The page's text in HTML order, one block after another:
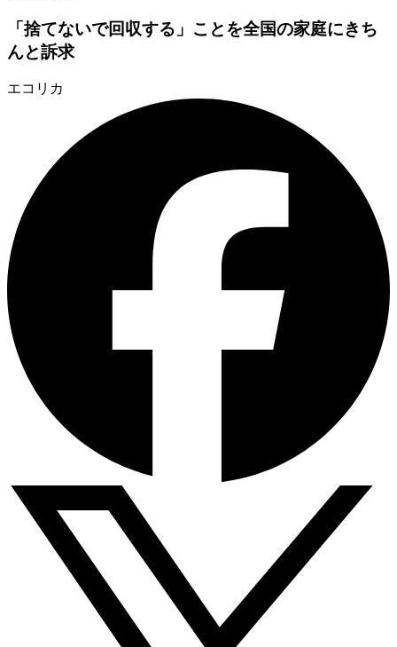
「捨てないで回収する」ことを全国の家庭にきち
んと訴求
エコリカ